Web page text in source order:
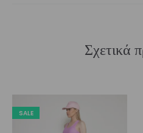
Σχετικά
SALE